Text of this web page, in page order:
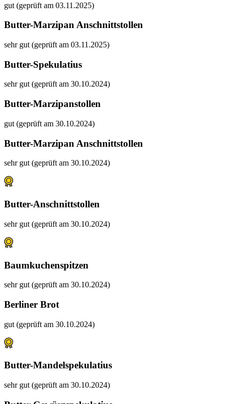
gut (geprüft am 03.11.2025)
Butter-Marzipan Anschnittstollen
sehr gut (geprüft am 03.11.2025)
Butter-Spekulatius
sehr gut (geprüft am 30.10.2024)
Butter-Marzipanstollen
gut (geprüft am 30.10.2024)
Butter-Marzipan Anschnittstollen
sehr gut (geprüft am 30.10.2024)
Butter-Anschnittstollen
sehr gut (geprüft am 30.10.2024)
Baumkuchenspitzen
sehr gut (geprüft am 30.10.2024)
Berliner Brot
gut (geprüft am 30.10.2024)
Butter-Mandelspekulatius
sehr gut (geprüft am 30.10.2024)